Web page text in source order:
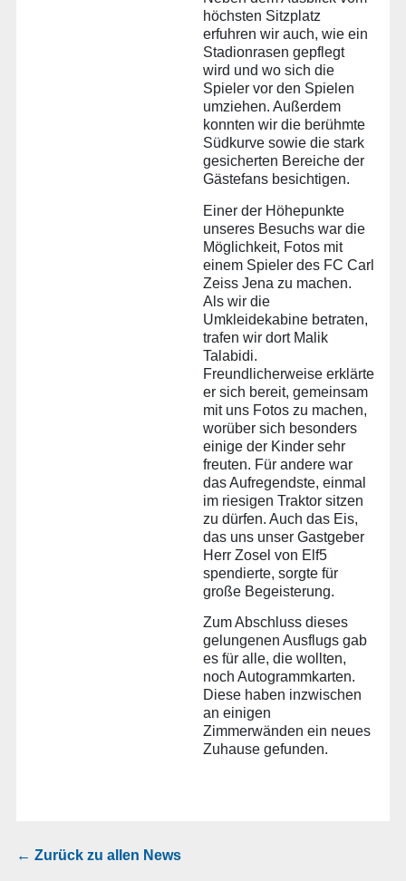
höchsten Sitzplatz
erfuhren wir auch, wie ein
Stadionrasen gepflegt
wird und wo sich die
Spieler vor den Spielen
umziehen. Außerdem
konnten wir die berühmte
Südkurve sowie die stark
gesicherten Bereiche der
Gästefans besichtigen.
Einer der Höhepunkte
unseres Besuchs war die
Möglichkeit, Fotos mit
einem Spieler des FC Carl
Zeiss Jena zu machen.
Als wir die
Umkleidekabine betraten,
trafen wir dort Malik
Talabidi.
Freundlicherweise erklärte
er sich bereit, gemeinsam
mit uns Fotos zu machen,
worüber sich besonders
einige der Kinder sehr
freuten. Für andere war
das Aufregendste, einmal
im riesigen Traktor sitzen
zu dürfen. Auch das Eis,
das uns unser Gastgeber
Herr Zosel von Elf5
spendierte, sorgte für
große Begeisterung.
Zum Abschluss dieses
gelungenen Ausflugs gab
es für alle, die wollten,
noch Autogrammkarten.
Diese haben inzwischen
an einigen
Zimmerwänden ein neues
Zuhause gefunden.
← Zurück zu allen News